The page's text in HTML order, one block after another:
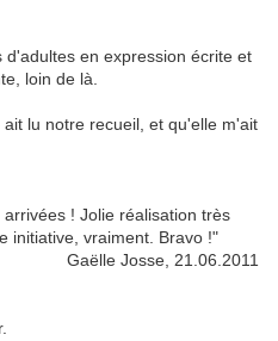
en expression écrite et
loin de là.
lu notre recueil, et qu'elle m'ait
! Jolie réalisation très
initiative, vraiment. Bravo !"
Gaëlle Josse, 21.06.2011